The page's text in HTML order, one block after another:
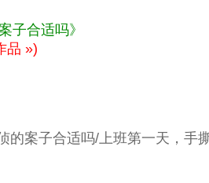
子合适吗》
品 »)
的案子合适吗/上班第一天，手